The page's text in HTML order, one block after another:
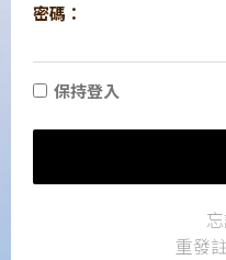
密碼：
保持登入
重發